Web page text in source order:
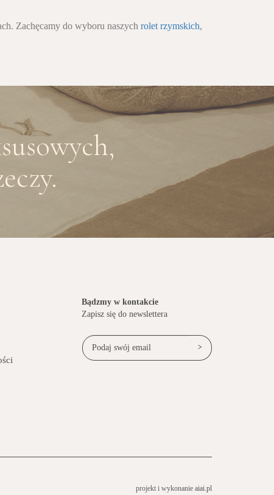
Zachęcamy do wyboru naszych rolet rzymskich,
Bądzmy w kontakcie
Zapisz się do newslettera
>
projekt i wykonanie aiai.pl